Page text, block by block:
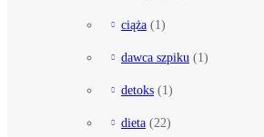
ciąża (1)
dawca szpiku (1)
detoks (1)
dieta (22)